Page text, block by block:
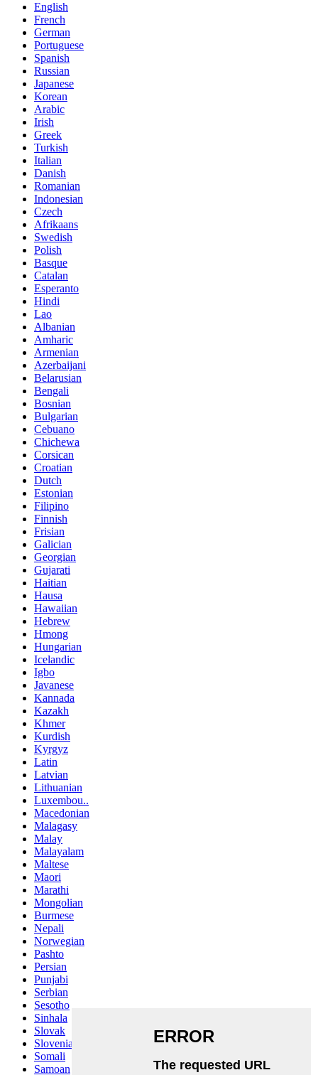
English
French
German
Portuguese
Spanish
Russian
Japanese
Korean
Arabic
Irish
Greek
Turkish
Italian
Danish
Romanian
Indonesian
Czech
Afrikaans
Swedish
Polish
Basque
Catalan
Esperanto
Hindi
Lao
Albanian
Amharic
Armenian
Azerbaijani
Belarusian
Bengali
Bosnian
Bulgarian
Cebuano
Chichewa
Corsican
Croatian
Dutch
Estonian
Filipino
Finnish
Frisian
Galician
Georgian
Gujarati
Haitian
Hausa
Hawaiian
Hebrew
Hmong
Hungarian
Icelandic
Igbo
Javanese
Kannada
Kazakh
Khmer
Kurdish
Kyrgyz
Latin
Latvian
Lithuanian
Luxembou..
Macedonian
Malagasy
Malay
Malayalam
Maltese
Maori
Marathi
Mongolian
Burmese
Nepali
Norwegian
Pashto
Persian
Punjabi
Serbian
Sesotho
Sinhala
Slovak
Slovenian
Somali
Samoan